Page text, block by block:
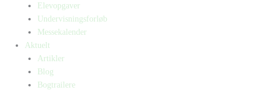
Elevopgaver
Undervisningsforløb
Messekalender
Aktuelt
Artikler
Blog
Bogtrailere